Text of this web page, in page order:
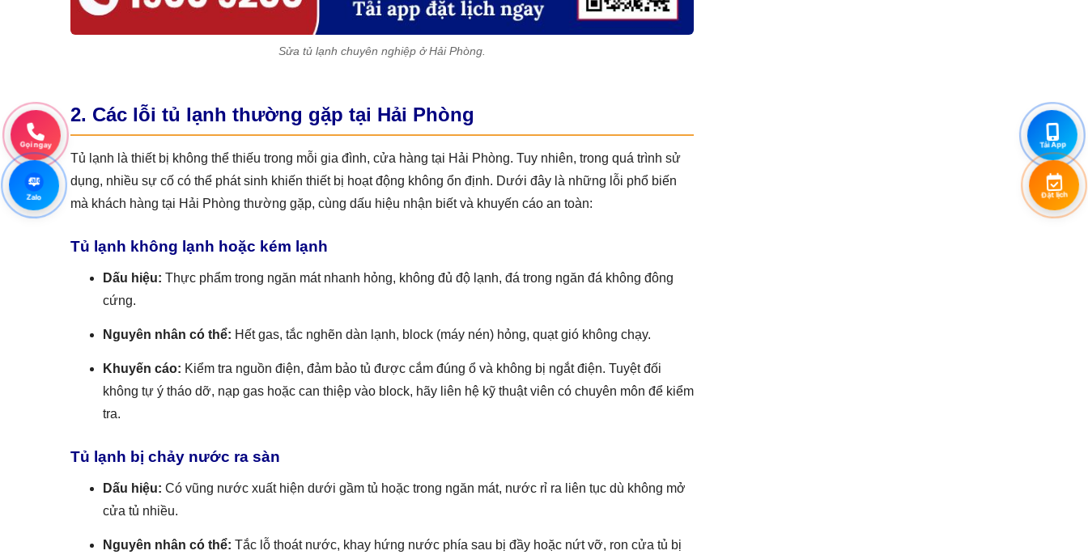
Sửa tủ lạnh chuyên nghiệp ở Hải Phòng.
2. Các lỗi tủ lạnh thường gặp tại Hải Phòng
Tủ lạnh là thiết bị không thể thiếu trong mỗi gia đình, cửa hàng tại Hải Phòng. Tuy nhiên, trong quá trình sử
dụng, nhiều sự cố có thể phát sinh khiến thiết bị hoạt động không ổn định. Dưới đây là những lỗi phổ biến
mà khách hàng tại Hải Phòng thường gặp, cùng dấu hiệu nhận biết và khuyến cáo an toàn:
Tủ lạnh không lạnh hoặc kém lạnh
Dấu hiệu: Thực phẩm trong ngăn mát nhanh hỏng, không đủ độ lạnh, đá trong ngăn đá không đông
cứng.
Nguyên nhân có thể: Hết gas, tắc nghẽn dàn lạnh, block (máy nén) hỏng, quạt gió không chạy.
Khuyến cáo: Kiểm tra nguồn điện, đảm bảo tủ được cắm đúng ổ và không bị ngắt điện. Tuyệt đối
không tự ý tháo dỡ, nạp gas hoặc can thiệp vào block, hãy liên hệ kỹ thuật viên có chuyên môn để kiểm
tra.
Tủ lạnh bị chảy nước ra sàn
Dấu hiệu: Có vũng nước xuất hiện dưới gầm tủ hoặc trong ngăn mát, nước rỉ ra liên tục dù không mở
cửa tủ nhiều.
Nguyên nhân có thể: Tắc lỗ thoát nước, khay hứng nước phía sau bị đầy hoặc nứt vỡ, ron cửa tủ bị
Gọi ngay
Zalo
Zalo
Tải App
Đặt lịch